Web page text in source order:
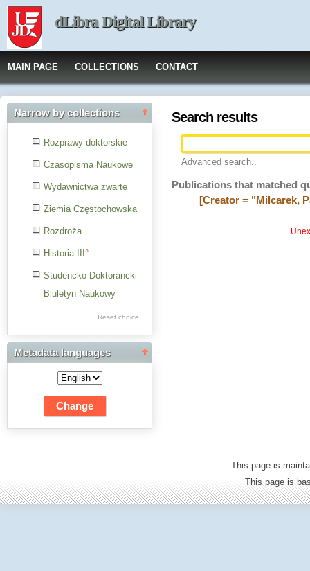
dLibra Digital Library
MAIN PAGE COLLECTIONS CONTACT
Narrow by collections
Rozprawy doktorskie
Czasopisma Naukowe
Wydawnictwa zwarte
Ziemia Częstochowska
Rozdroża
Historia III°
Studencko-Doktorancki
Biuletyn Naukowy
Res Academicae
Science Project Scripts
Biuletyn Informacyjny
WSP w Częstochowie
Reset choice
Metadata languages
Search results
Advanced search..
Publications that matched
[Creator = "Milcarek,
This page is
This page is